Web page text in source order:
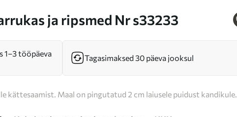
ja ripsmed Nr s33233
1–3 tööpäeva
Tagasimaksed 30 päeva jooksul
kättesaamist. Maal on pingutatud 2 cm laiusele puidust kandikule.